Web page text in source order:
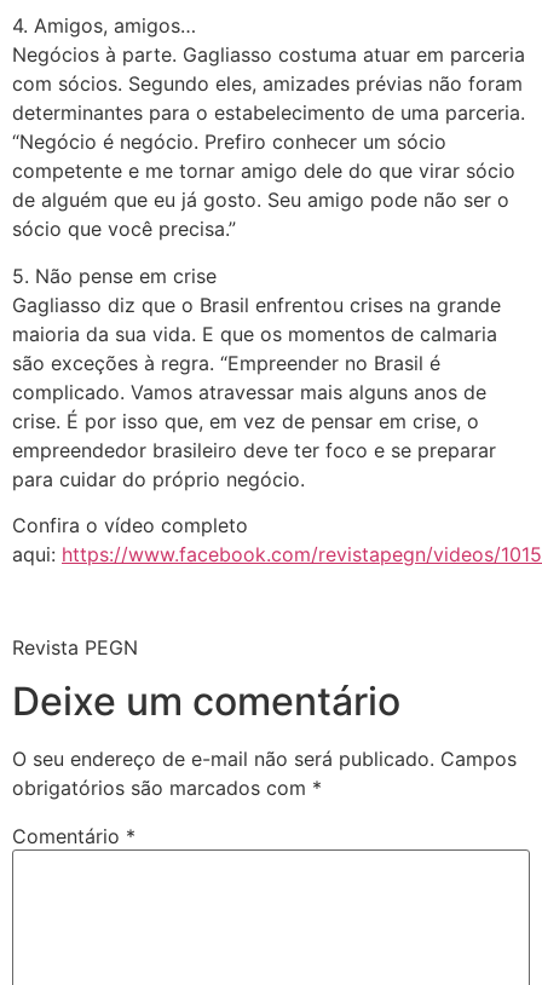
4. Amigos, amigos…
Negócios à parte. Gagliasso costuma atuar em parceria
com sócios. Segundo eles, amizades prévias não foram
determinantes para o estabelecimento de uma parceria.
“Negócio é negócio. Prefiro conhecer um sócio
competente e me tornar amigo dele do que virar sócio
de alguém que eu já gosto. Seu amigo pode não ser o
sócio que você precisa.”
5. Não pense em crise
Gagliasso diz que o Brasil enfrentou crises na grande
maioria da sua vida. E que os momentos de calmaria
são exceções à regra. “Empreender no Brasil é
complicado. Vamos atravessar mais alguns anos de
crise. É por isso que, em vez de pensar em crise, o
empreendedor brasileiro deve ter foco e se preparar
para cuidar do próprio negócio.
Confira o vídeo completo
aqui: https://www.facebook.com/revistapegn/videos/
Revista PEGN
Deixe um comentário
O seu endereço de e-mail não será publicado. Campos
obrigatórios são marcados com *
Comentário *